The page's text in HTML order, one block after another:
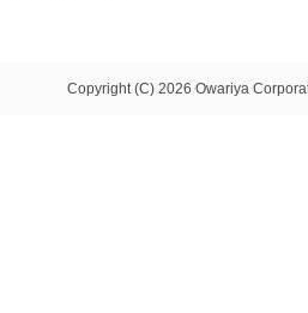
Copyright (C) 2026 Owariya